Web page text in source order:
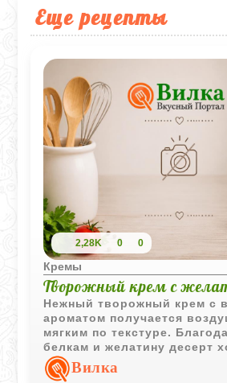
Еще рецепты
2,28K 0 0
Кремы
Творожный крем с
Нежный творожный крем с
ароматом получается
мягким по текстуре.
белкам и желатину десерт
держит форму и отлично
фруктовыми соусами и
Вилка